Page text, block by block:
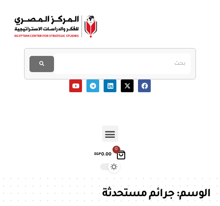
0
EGP0.00
الوسم:جرائم مستحدثة